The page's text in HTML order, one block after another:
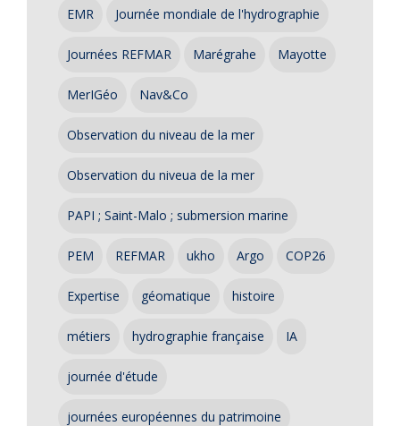
EMR Journée mondiale de l'hydrographie
Journées REFMAR Marégrahe Mayotte
MerIGéo Nav&Co
Observation du niveau de la mer
Observation du niveua de la mer
PAPI ; Saint-Malo ; submersion marine
PEM REFMAR ukho Argo COP26
Expertise géomatique histoire
métiers hydrographie française IA
journée d'étude
journées européennes du patrimoine